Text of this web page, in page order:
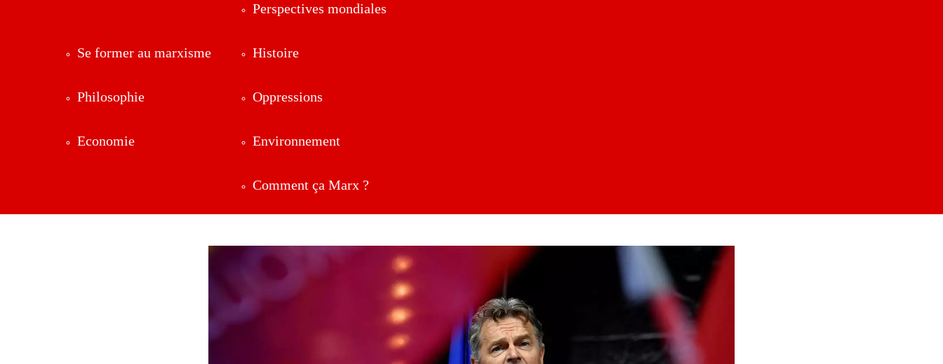
Perspectives mondiales
Se former au marxisme
Philosophie
Economie
Histoire
Oppressions
Environnement
Comment ça Marx ?